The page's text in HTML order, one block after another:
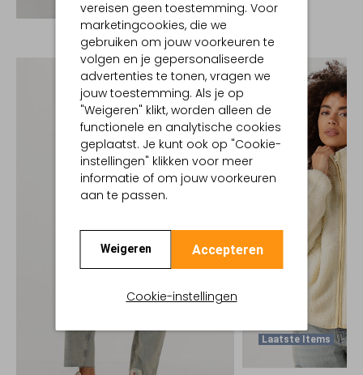
vereisen geen toestemming. Voor
marketingcookies, die we
gebruiken om jouw voorkeuren te
volgen en je gepersonaliseerde
advertenties te tonen, vragen we
jouw toestemming. Als je op
"Weigeren" klikt, worden alleen de
functionele en analytische cookies
geplaatst. Je kunt ook op "Cookie-
instellingen" klikken voor meer
informatie of om jouw voorkeuren
aan te passen.
Weigeren Accepteren
Cookie-instellingen
Laatste Items